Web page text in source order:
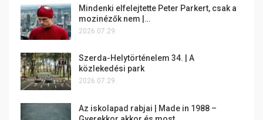
Mindenki elfelejtette Peter Parkert, csak a
mozinézők nem |…
2026.07.29.
Szerda-Helytörténelem 34. | A
közlekedési park
2026.07.29.
Az iskolapad rabjai | Made in 1988 –